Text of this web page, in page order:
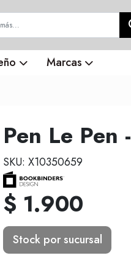
Marcas
Pen Le
SKU: X10350659
$ 1.900
Stock por sucursal